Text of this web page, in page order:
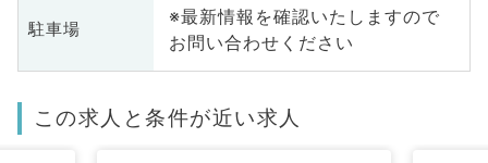
駐車場
※最新情報を確認いたしますので
お問い合わせください
この求人と条件が近い求人